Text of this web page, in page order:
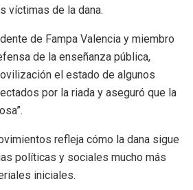
víctimas de la dana.
de Fampa Valencia y miembro
de la enseñanza pública,
el estado de algunos
por la riada y aseguró que la
refleja cómo la dana sigue
políticas y sociales mucho más
iniciales.